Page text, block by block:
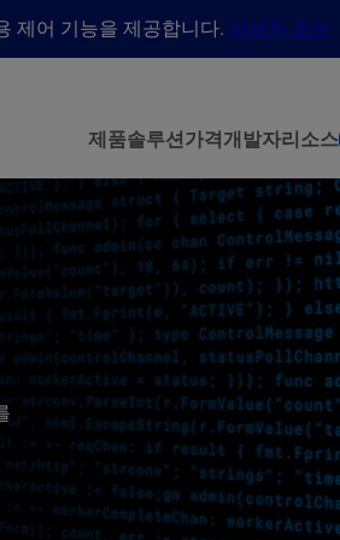
제어 기능을 제공합니다. 자세한 정보
제품솔루션가격개발자리소스